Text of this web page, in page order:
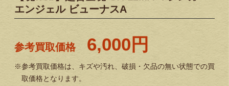
エンジェル ビューナスA
参考買取価格 6,000円
※参考買取価格は、キズや汚れ、破損・欠品の無い状態での買
取価格となります。